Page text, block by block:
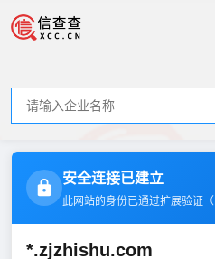
安全连接已建立
此网站的身份已通过扩展验证（
*.zjzhishu.com